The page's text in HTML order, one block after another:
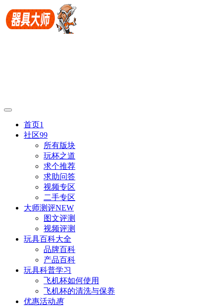
首页1
社区99
所有版块
玩杯之道
求个推荐
求助问答
视频专区
二手专区
大师测评NEW
图文评测
视频评测
玩具百科大全
品牌百科
产品百科
玩具科普学习
飞机杯如何使用
飞机杯的清洗与保养
优惠活动惠